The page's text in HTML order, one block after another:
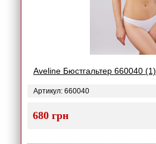
Aveline Бюстгальтер 660040 (1)
Артикул: 660040
680 грн